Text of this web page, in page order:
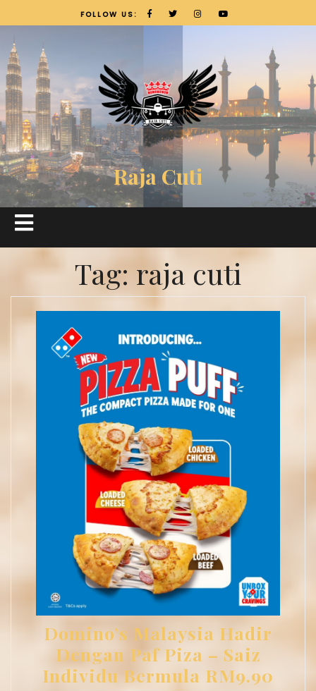
FOLLOW US:
Raja Cuti
Tag: raja cuti
Domino’s Malaysia Hadir
Dengan Paf Piza – Saiz
Individu Bermula RM9.90